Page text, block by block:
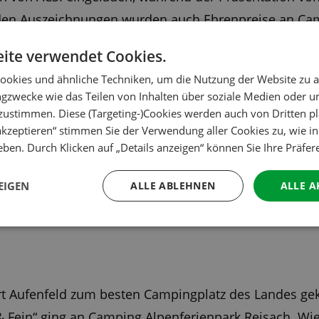
Auszeichnungen wurden auch Ehrenpreise an
für einen Preis berücksichtigt wurden.
ihre Auszeichnung später im Jahr bei dem
Kategorien abstimmen, darunter „Bestes
mit der schönsten Lage“. Darüber
und den „Besten kleinen, feinen
zum besten Campingplatz des Landes
verwendet Cookies.
und ähnliche Techniken, um die Nutzung der Website zu
wie das Teilen von Inhalten über soziale Medien oder
Diese (Targeting-)Cookies werden auch von Dritten
stimmen Sie der Verwendung aller Cookies zu, wie
Durch Klicken auf „Details anzeigen“ können Sie Ihre
ALLE
ALLE ABLEHNEN